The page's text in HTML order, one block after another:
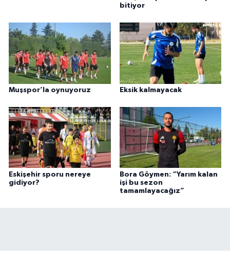
bitiyor
Muşspor’la oynuyoruz Eksik kalmayacak
Eskişehir sporu nereye
gidiyor?
Bora Göymen: “Yarım kalan
işi bu sezon
tamamlayacağız”